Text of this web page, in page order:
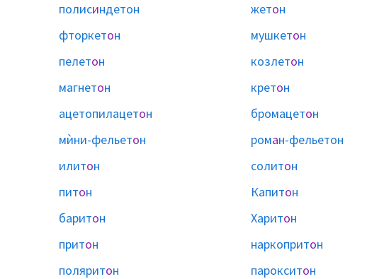
полисиндетон жетон
фторкетон мушкетон
пелетон козлетон
магнетон кретон
ацетопилацетон бромацетон
мѝни-фельетон роман-фельетон
илитон солитон
питон Капитон
баритон Харитон
притон наркопритон
поляритон парокситон